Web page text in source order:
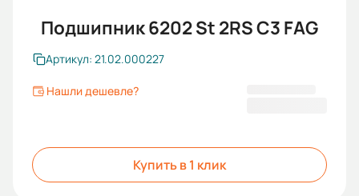
Подшипник 6202 St 2RS C3 FAG
Артикул: 21.02.000227
Нашли дешевле?
Купить в 1 клик